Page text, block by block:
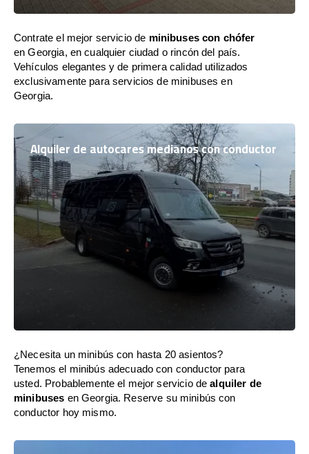
Contrate el mejor servicio de minibuses con chófer
en Georgia, en cualquier ciudad o rincón del país.
Vehículos elegantes y de primera calidad utilizados
exclusivamente para servicios de minibuses en
Georgia.
Alquiler de autocares medianos con conductor
¿Necesita un minibús con hasta 20 asientos?
Tenemos el minibús adecuado con conductor para
usted. Probablemente el mejor servicio dealquiler de
minibuses en Georgia. Reserve su minibús con
conductor hoy mismo.